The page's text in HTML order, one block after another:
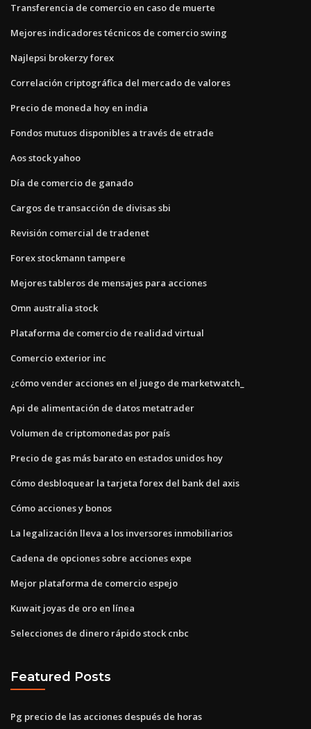
Transferencia de comercio en caso de muerte
Mejores indicadores técnicos de comercio swing
Najlepsi brokerzy forex
Correlación criptográfica del mercado de valores
Precio de moneda hoy en india
Fondos mutuos disponibles a través de etrade
Aos stock yahoo
Día de comercio de ganado
Cargos de transacción de divisas sbi
Revisión comercial de tradenet
Forex stockmann tampere
Mejores tableros de mensajes para acciones
Omn ​​australia stock
Plataforma de comercio de realidad virtual
Comercio exterior inc
¿cómo vender acciones en el juego de marketwatch_
Api de alimentación de datos metatrader
Volumen de criptomonedas por país
Precio de gas más barato en estados unidos hoy
Cómo desbloquear la tarjeta forex del bank del axis
Cómo acciones y bonos
La legalización lleva a los inversores inmobiliarios
Cadena de opciones sobre acciones expe
Mejor plataforma de comercio espejo
Kuwait joyas de oro en línea
Selecciones de dinero rápido stock cnbc
Featured Posts
Pg precio de las acciones después de horas